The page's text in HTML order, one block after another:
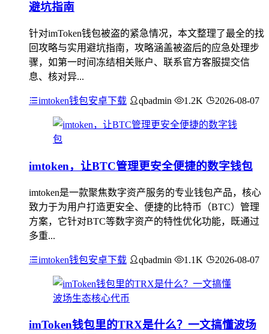
避坑指南
针对imToken钱包被盗的紧急情况，本文整理了最全的找
回攻略与实用避坑指南，攻略涵盖被盗后的应急处理步
骤，如第一时间冻结相关账户、联系官方客服提交信
息、核对异...
imtoken钱包安卓下载 qbadmin 1.2K 2026-08-07
imtoken，让BTC管理更安全便捷的数字钱包
imtoken是一款聚焦数字资产服务的专业钱包产品，核心
致力于为用户打造更安全、便捷的比特币（BTC）管理
方案，它针对BTC等数字资产的特性优化功能，既通过
多重...
imtoken钱包安卓下载 qbadmin 1.1K 2026-08-07
imToken钱包里的TRX是什么？一文搞懂波场